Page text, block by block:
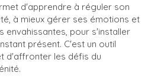
d'apprendre à réguler son
à mieux gérer ses émotions et
envahissantes, pour s'installer
présent. C'est un outil
d'affronter les défis du